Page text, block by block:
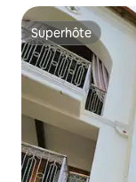
Superhôte
Superhôte